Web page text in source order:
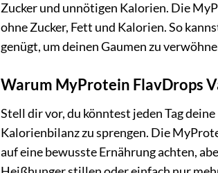
Zucker und unnötigen Kalorien. Die
ohne Zucker, Fett und Kalorien. So
genügt, um deinen Gaumen zu
Warum MyProtein FlavDrops
Stell dir vor, du könntest jeden Tag
Kalorienbilanz zu sprengen. Die
auf eine bewusste Ernährung achten,